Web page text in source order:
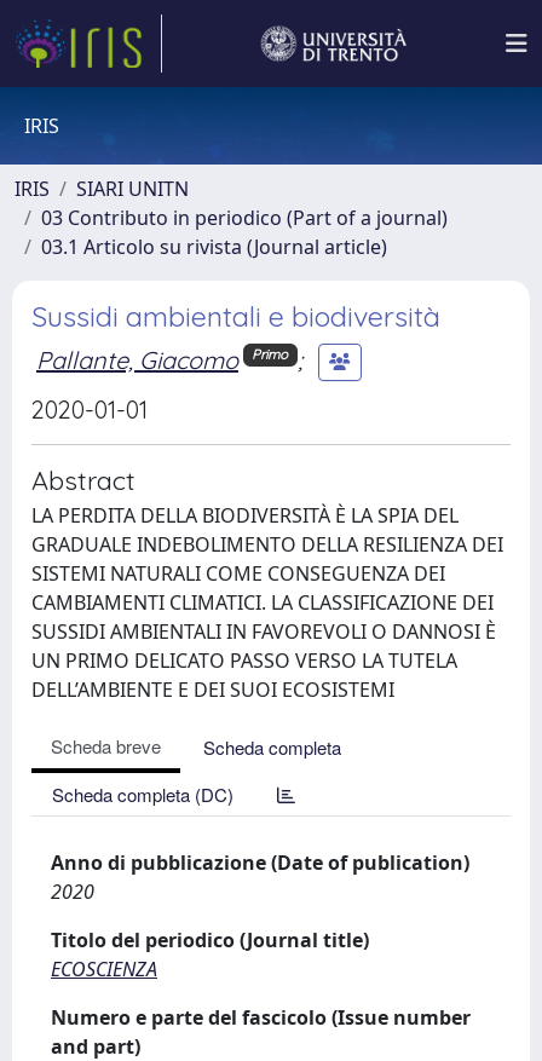
IRIS
IRIS
SIARI UNITN
03 Contributo in periodico (Part of a journal)
03.1 Articolo su rivista (Journal article)
Sussidi ambientali e biodiversità
Pallante, Giacomo Primo ;
2020-01-01
Abstract
LA PERDITA DELLA BIODIVERSITÀ È LA SPIA DEL
GRADUALE INDEBOLIMENTO DELLA RESILIENZA DEI
SISTEMI NATURALI COME CONSEGUENZA DEI
CAMBIAMENTI CLIMATICI. LA CLASSIFICAZIONE DEI
SUSSIDI AMBIENTALI IN FAVOREVOLI O DANNOSI È
UN PRIMO DELICATO PASSO VERSO LA TUTELA
DELL’AMBIENTE E DEI SUOI ECOSISTEMI
Scheda breve
Scheda completa
Scheda completa (DC)
Anno di pubblicazione (Date of publication)
2020
Titolo del periodico (Journal title)
ECOSCIENZA
Numero e parte del fascicolo (Issue number
and part)